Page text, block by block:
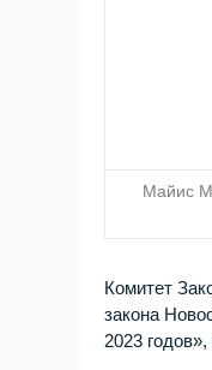
Майис
Комитет
закона
2023